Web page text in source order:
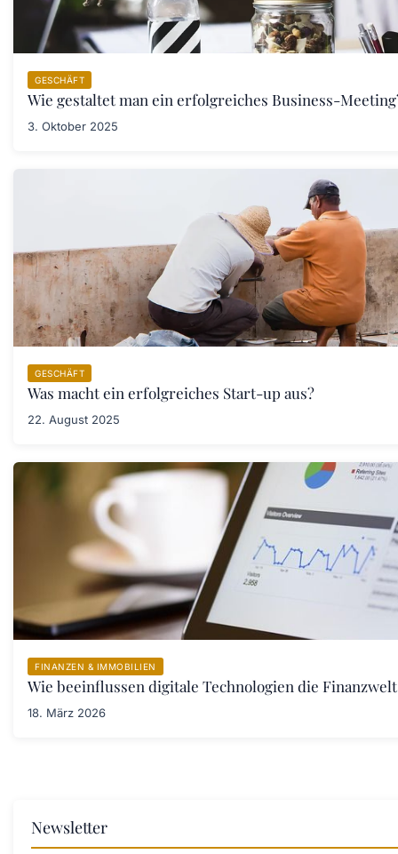
GESCHÄFT
Wie gestaltet man ein erfolgreiches Business-
3. Oktober 2025
GESCHÄFT
Was macht ein erfolgreiches Start-up aus?
22. August 2025
FINANZEN & IMMOBILIEN
Wie beeinflussen digitale Technologien die
18. März 2026
Newsletter